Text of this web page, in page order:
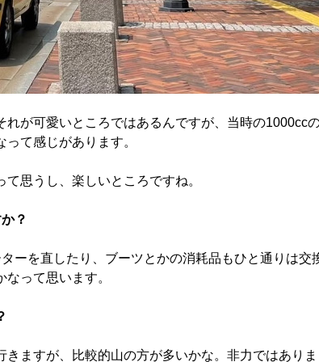
が可愛いところではあるんですが、当時の1000cc
て感じがあります。
思うし、楽しいところですね。
？
ーを直したり、ブーツとかの消耗品もひと通りは交
って思います。
ますが、比較的山の方が多いかな。非力ではありま